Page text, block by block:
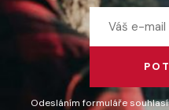
Odesláním formuláře